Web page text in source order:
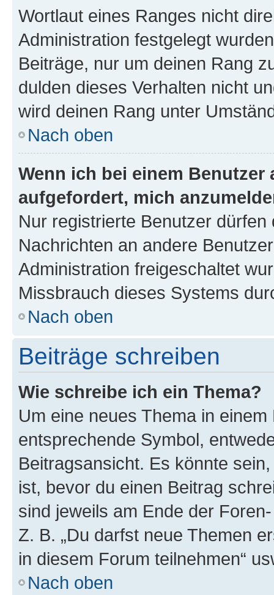
Wortlaut eines Ranges nicht
Administration festgelegt
Beiträge, nur um deinen Rang
dulden dieses Verhalten nicht
wird deinen Rang unter
Nach oben
Wenn ich bei einem
aufgefordert, mich
Nur registrierte Benutzer
Nachrichten an andere
Administration freigeschaltet
Missbrauch dieses Systems
Nach oben
Beiträge schreiben
Wie schreibe ich ein Thema?
Um eine neues Thema in
entsprechende Symbol,
Beitragsansicht. Es könnte
ist, bevor du einen Beitrag
sind jeweils am Ende der
Z. B. „Du darfst neue Themen
in diesem Forum teilnehmen“
Nach oben